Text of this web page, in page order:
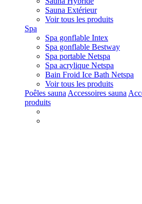
Sauna Extérieur
Voir tous les produits
Spa
Spa gonflable Intex
Spa gonflable Bestway
Spa portable Netspa
Spa acrylique Netspa
Bain Froid Ice Bath Netspa
Voir tous les produits
Poêles sauna Accessoires sauna
produits